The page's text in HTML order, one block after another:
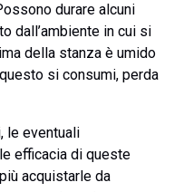
durare alcuni
dall’ambiente in cui si
della stanza è umido
si consumi, perda
le eventuali
efficacia di queste
acquistarle da